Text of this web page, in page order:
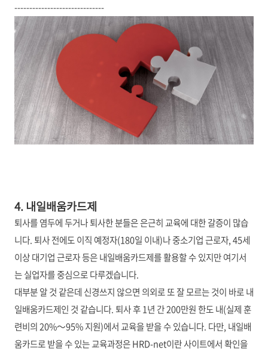
------------------------------
4. 내일배움카드제
퇴사를 염두에 두거나 퇴사한 분들은 은근히 교육에 대한 갈증이 많습
니다. 퇴사 전에도 이직 예정자(180일 이내)나 중소기업 근로자, 45세
이상 대기업 근로자 등은 내일배움카드제를 활용할 수 있지만 여기서
는 실업자를 중심으로 다루겠습니다.
대부분 알 것 같은데 신경쓰지 않으면 의외로 또 잘 모르는 것이 바로 내
일배움카드제인 것 같습니다. 퇴사 후 1년 간 200만원 한도 내(실제 훈
련비의 20%～95% 지원)에서 교육을 받을 수 있습니다. 다만, 내일배
움카드로 받을 수 있는 교육과정은 HRD-net이란 사이트에서 확인을